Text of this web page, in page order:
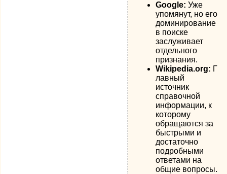
Google: Уже
упомянут, но его
доминирование
в поиске
заслуживает
отдельного
признания.
Wikipedia.org: Г
лавный
источник
справочной
информации, к
которому
обращаются за
быстрыми и
достаточно
подробными
ответами на
общие вопросы.